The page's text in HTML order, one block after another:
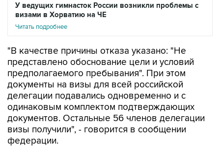
У ведущих гимнасток России возникли проблемы с
визами в Хорватию на ЧЕ
Читать подробнее
"В качестве причины отказа указано: "Не
представлено обоснование цели и условий
предполагаемого пребывания". При этом
документы на визы для всей российской
делегации подавались одновременно и с
одинаковым комплектом подтверждающих
документов. Остальные 56 членов делегации
визы получили", - говорится в сообщении
федерации.